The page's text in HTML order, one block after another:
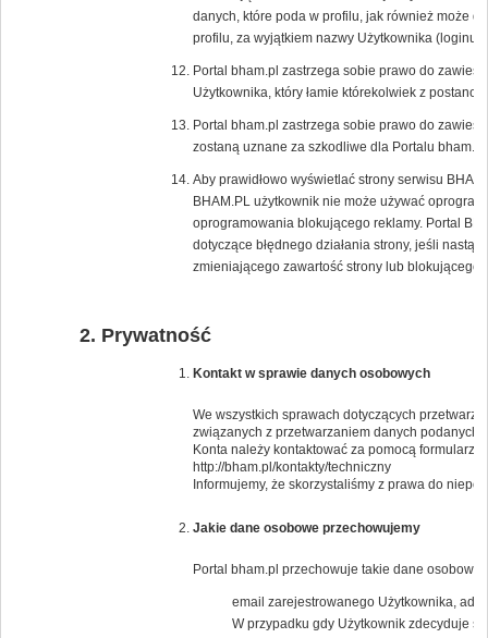
danych, które poda w profilu, jak również może
profilu, za wyjątkiem nazwy Użytkownika
Portal bham.pl zastrzega sobie prawo do
Użytkownika, który łamie którekolwiek z
Portal bham.pl zastrzega sobie prawo do
zostaną uznane za szkodliwe dla Portalu bham.pl.
Aby prawidłowo wyświetlać strony serwisu
BHAM.PL użytkownik nie może używać
oprogramowania blokującego reklamy. Portal
dotyczące błędnego działania strony, jeśli
zmieniającego zawartość strony lub blokującego
Prywatność
Kontakt w sprawie danych osobowych
We wszystkich sprawach dotyczących
związanych z przetwarzaniem danych podanych
Konta należy kontaktować za pomocą
http://bham.pl/kontakty/techniczny
Informujemy, że skorzystaliśmy z prawa do
Jakie dane osobowe przechowujemy
Portal bham.pl przechowuje takie dane osobowe
email zarejestrowanego Użytkownika,
W przypadku gdy Użytkownik zdecyduje